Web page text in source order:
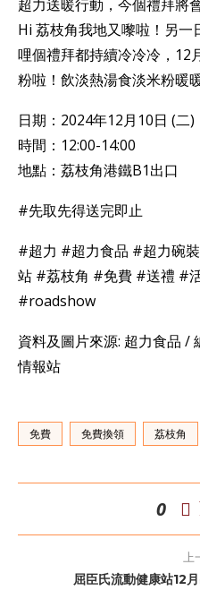
超力送暖行動，今個禮拜將
Hi 荔枝角我地又嚟啦！另一
哩個禮拜都持續冷冷冷，12
粉啦！飲淡熱湯食淡米粉暖
日期：2024年12月10日 (二)
時間：12:00-14:00
地點：荔枝角港鐵B1出口
#先取先得送完即止
#超力 #超力食品 #超力碗
站 #荔枝角 #免費 #送禮 #
#roadshow
資料及圖片來源: 超力食品 /
情報站
免費 免費換領 荔枝角
0
上
屈臣氏流動健康站12